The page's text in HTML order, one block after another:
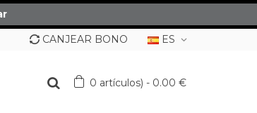
ES
CANJEAR BONO
0 artículos) - 0.00 €